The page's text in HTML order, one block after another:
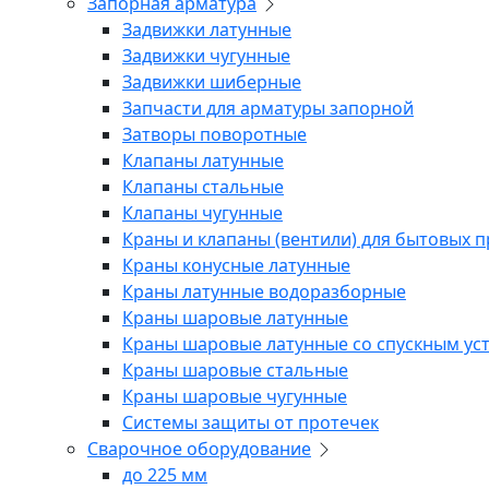
Задвижки латунные
Задвижки чугунные
Задвижки шиберные
Запчасти для арматуры запорной
Затворы поворотные
Клапаны латунные
Клапаны стальные
Клапаны чугунные
Краны и клапаны (вентили) для бытовых
Краны конусные латунные
Краны латунные водоразборные
Краны шаровые латунные
Краны шаровые латунные со спускным
Краны шаровые стальные
Краны шаровые чугунные
Системы защиты от протечек
Сварочное оборудование
до 225 мм